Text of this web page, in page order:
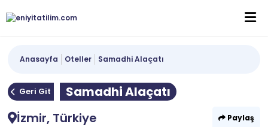
Anasayfa Oteller Samadhi Alaçatı
Geri Git
Samadhi Alaçatı
İzmir, Türkiye
Paylaş